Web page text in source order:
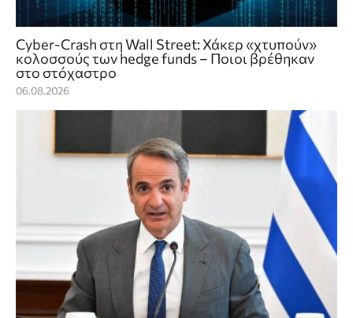
Cyber-Crash στη Wall Street: Χάκερ «χτυπούν»
κολοσσούς των hedge funds – Ποιοι βρέθηκαν
στο στόχαστρο
06.08.2026